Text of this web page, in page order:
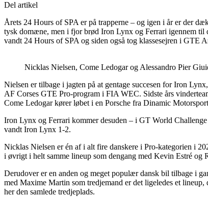
Del artikel
Årets 24 Hours of SPA er på trapperne – og igen i år er der
tysk domæne, men i fjor brød Iron Lynx og Ferrari igennem til
vandt 24 Hours of SPA og siden også tog klassesejren i GTE
Nicklas Nielsen, Come Ledogar og Alessandro Pier
Nielsen er tilbage i jagten på at gentage succesen for Iron
AF Corses GTE Pro-program i FIA WEC. Sidste års
Come Ledogar kører løbet i en Porsche fra Dinamic
Iron Lynx og Ferrari kommer desuden – i GT World
vandt Iron Lynx 1-2.
Nicklas Nielsen er én af i alt fire danskere i Pro-kategorien i
i øvrigt i helt samme lineup som dengang med Kevin Estré og
Derudover er en anden og meget populær dansk bil tilbage i
med Maxime Martin som tredjemand er det ligeledes et
her den samlede tredjeplads.